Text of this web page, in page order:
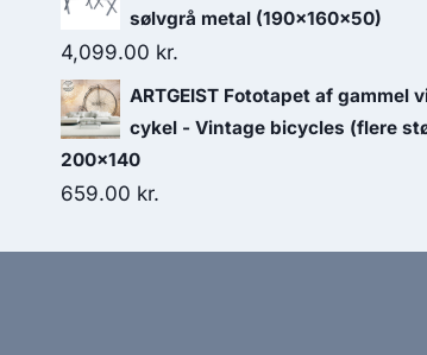
sølvgrå metal (190x160x50)
4,099.00 kr.
ARTGEIST Fototapet af gammel
cykel - Vintage bicycles (flere
200x140
659.00 kr.